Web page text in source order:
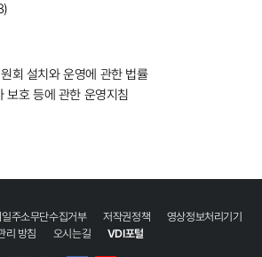
회 설치와 운영에 관한 법률
보호 등에 관한 운영지침
일주소무단수집거부 저작권정책
영상정보처리기기
리 방침
오시는길 VDI포털